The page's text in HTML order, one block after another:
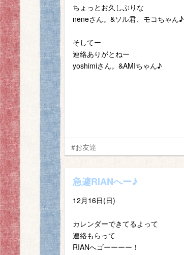
ちょっとお久しぶりな
neneさん。&ソル君、モコちゃん♪
そしてー
連絡ありがとねー
yoshimiさん。&AMIちゃん♪
#お友達
急遽RIANへー♪
12月16日(日)
カレンダーできてるよって
連絡もらって
RIANへゴーーーー！